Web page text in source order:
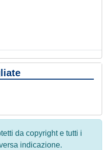
da copyright e tutti i
indicazione.